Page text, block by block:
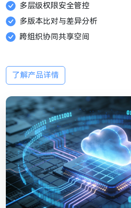
多层级权限安全管控
多版本比对与差异分析
跨组织协同共享空间
了解产品详情